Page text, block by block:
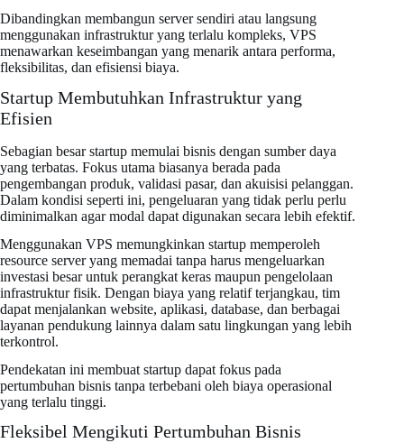
Dibandingkan membangun server sendiri atau langsung
menggunakan infrastruktur yang terlalu kompleks, VPS
menawarkan keseimbangan yang menarik antara performa,
fleksibilitas, dan efisiensi biaya.
Startup Membutuhkan Infrastruktur yang
Efisien
Sebagian besar startup memulai bisnis dengan sumber daya
yang terbatas. Fokus utama biasanya berada pada
pengembangan produk, validasi pasar, dan akuisisi pelanggan.
Dalam kondisi seperti ini, pengeluaran yang tidak perlu perlu
diminimalkan agar modal dapat digunakan secara lebih efektif.
Menggunakan VPS memungkinkan startup memperoleh
resource server yang memadai tanpa harus mengeluarkan
investasi besar untuk perangkat keras maupun pengelolaan
infrastruktur fisik. Dengan biaya yang relatif terjangkau, tim
dapat menjalankan website, aplikasi, database, dan berbagai
layanan pendukung lainnya dalam satu lingkungan yang lebih
terkontrol.
Pendekatan ini membuat startup dapat fokus pada
pertumbuhan bisnis tanpa terbebani oleh biaya operasional
yang terlalu tinggi.
Fleksibel Mengikuti Pertumbuhan Bisnis